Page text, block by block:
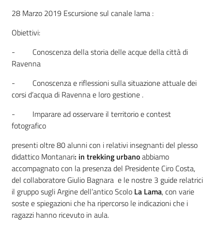
28 Marzo 2019 Escursione sul canale lama :
Obiettivi:
- Conoscenza della storia delle acque della città di
Ravenna
- Conoscenza e riflessioni sulla situazione attuale dei
corsi d’acqua di Ravenna e loro gestione .
- Imparare ad osservare il territorio e contest
fotografico
presenti oltre 80 alunni con i relativi insegnanti del plesso
didattico Montanari: in trekking urbanoabbiamo
accompagnato con la presenza del Presidente Ciro Costa,
del collaboratore Giulio Bagnara e le nostre 3 guide relatrici
il gruppo sugli Argine dell’antico Scolo La Lama, con varie
soste e spiegazioni che ha ripercorso le indicazioni che i
ragazzi hanno ricevuto in aula.